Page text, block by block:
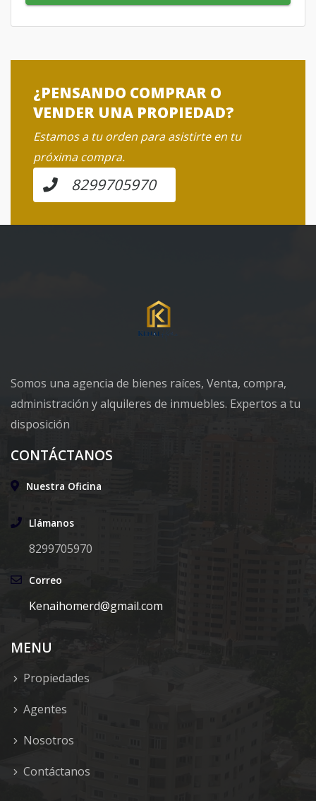
¿PENSANDO COMPRAR O
VENDER UNA PROPIEDAD?
Estamos a tu orden para asistirte en tu
próxima compra.
8299705970
Somos una agencia de bienes raíces, Venta, compra,
administración y alquileres de inmuebles. Expertos a tu
disposición
CONTÁCTANOS
Nuestra Oficina
Llámanos
8299705970
Correo
Kenaihomerd@gmail.com
MENU
Propiedades
Agentes
Nosotros
Contáctanos